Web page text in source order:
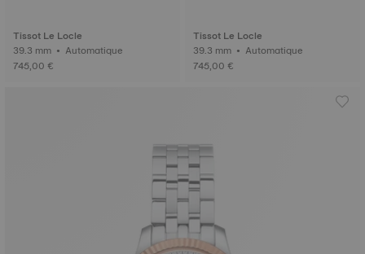
Tissot Le Locle
39.3 mm • Automatique
745,00 €
Tissot Le Locle
39.3 mm • Automatique
745,00 €